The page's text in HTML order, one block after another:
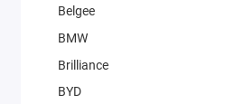
Belgee
BMW
Brilliance
BYD